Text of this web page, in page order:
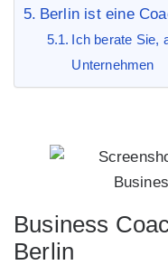
Berlin ist eine
Ich berate Sie,
Unternehmen
Business
Berlin